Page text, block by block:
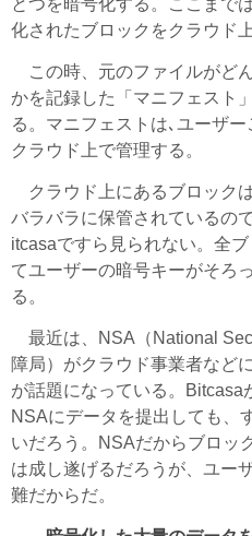
とつを暗号化する。ここまで
化されたブロックをクラウド
この時、元のファイルがど
かを記録した「マニフェスト
る。マニフェストは､ユーザ
クラウド上で管理する。
クラウド上にあるブロック
バラバラに保管されているの
itcasaですら見られない。全
てユーザーの暗号キーがそろ
る。
最近は、NSA（National
障局）がクラウド事業者など
が話題になっている。Bitcasa
NSAにデータを提出しても、
いだろう。NSAだからブロッ
は成し遂げるだろうが、ユー
難だからだ。